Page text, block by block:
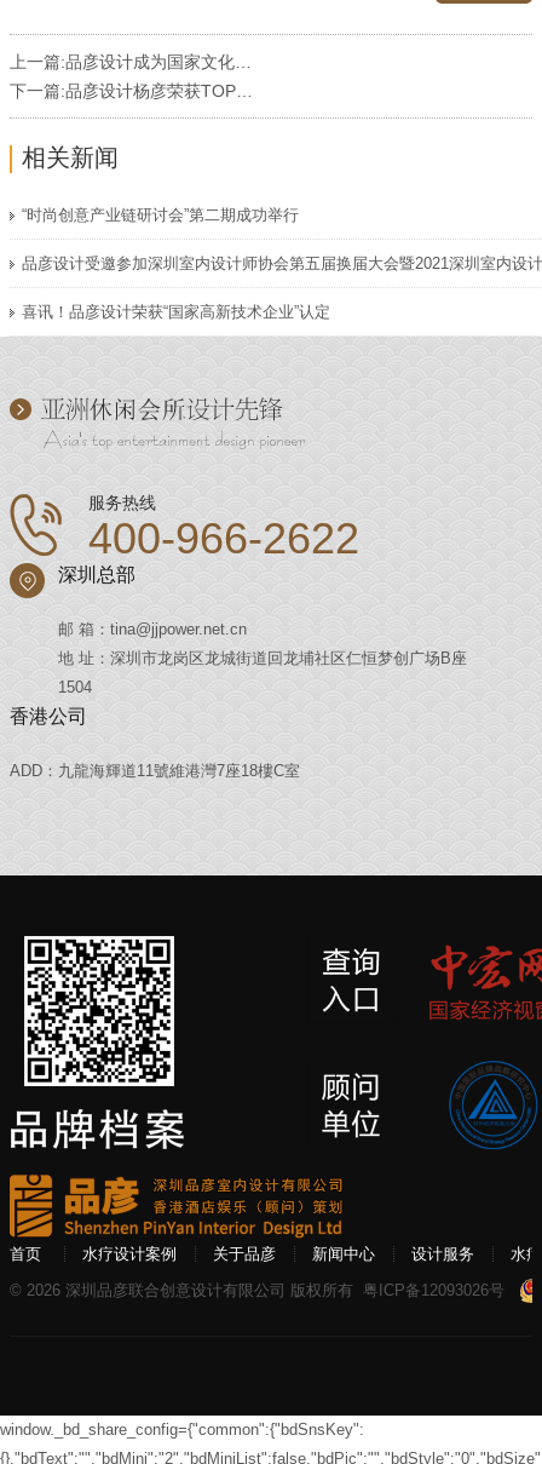
上一篇:品彦设计成为国家文化部云南娱乐行业转型升级设计机构
下一篇:品彦设计杨彦荣获TOP100全球影响力华人设计师大奖
相关新闻
“时尚创意产业链研讨会”第二期成功举行
喜讯！品彦设计荣获“国家高新技术企业”认定
服务热线
400-966-2622
深圳总部
邮 箱：tina@jjpower.net.cn
地 址：深圳市龙岗区龙城街道回龙埔社区仁恒梦创广场B座
1504
香港公司
ADD：九龍海輝道11號維港灣7座18樓C室
首页 水疗设计案例 关于品彦 新闻中心 设计服务
水
© 2026 深圳品彦联合创意设计有限公司 版权所有 粤ICP备12093026号
window._bd_share_config={"common":{"bdSnsKey":